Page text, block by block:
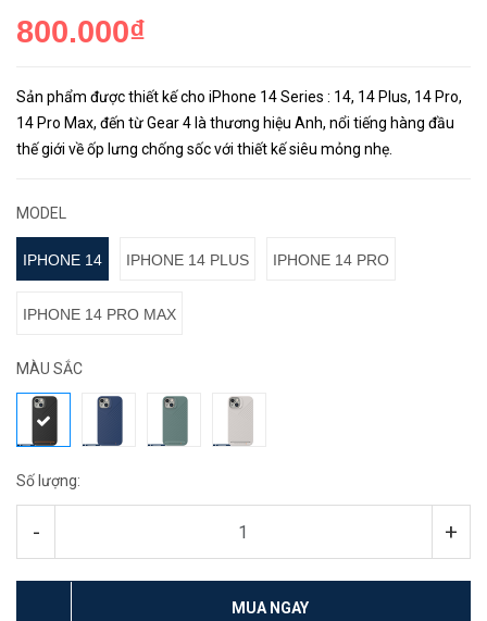
800.000₫
Sản phẩm được thiết kế cho iPhone 14 Series : 14, 14 Plus, 14 Pro,
14 Pro Max, đến từ Gear 4 là thương hiệu Anh, nổi tiếng hàng đầu
thế giới về ốp lưng chống sốc với thiết kế siêu mỏng nhẹ.
MODEL
IPHONE 14 IPHONE 14 PLUS IPHONE 14 PRO
IPHONE 14 PRO MAX
MÀU SẮC
Số lượng:
- +
MUA NGAY